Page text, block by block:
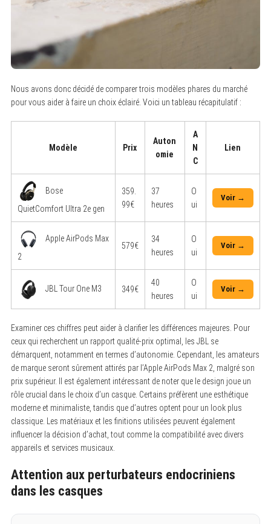
Nous avons donc décidé de comparer trois modèles phares du marché
pour vous aider à faire un choix éclairé. Voici un tableau récapitulatif :
Modèle Prix
Auton
omie
A
N
C
Lien
Bose
QuietComfort Ultra 2e gen
359.
99€
37
heures
O
ui
Voir →
Apple AirPods Max
2
579€
34
heures
O
ui
Voir →
JBL Tour One M3 349€
40
heures
O
ui
Voir →
Examiner ces chiffres peut aider à clarifier les différences majeures. Pour
ceux qui recherchent un rapport qualité-prix optimal, les JBL se
démarquent, notamment en termes d’autonomie. Cependant, les amateurs
de marque seront sûrement attirés par l’Apple AirPods Max 2, malgré son
prix supérieur. Il est également intéressant de noter que le design joue un
rôle crucial dans le choix d’un casque. Certains préfèrent une esthétique
moderne et minimaliste, tandis que d’autres optent pour un look plus
classique. Les matériaux et les finitions utilisées peuvent également
influencer la décision d’achat, tout comme la compatibilité avec divers
appareils et services musicaux.
Attention aux perturbateurs endocriniens
dans les casques
: